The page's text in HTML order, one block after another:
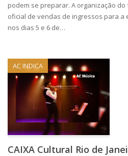
podem se preparar. A organização
oficial de vendas de ingressos para a
nos dias 5 e 6 de…
AC INDICA
CAIXA Cultural Rio de